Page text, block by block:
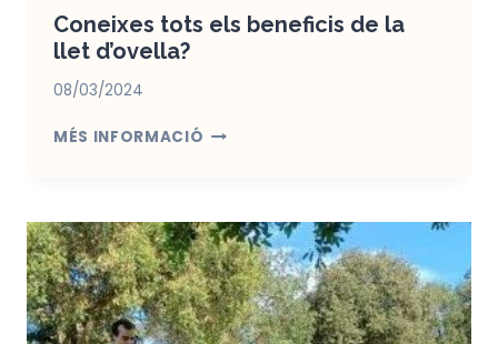
Coneixes tots els beneficis de la
llet d’ovella?
08/03/2024
MÉS INFORMACIÓ CONEIXES
DE
LA
LLET
D’OVELLA?